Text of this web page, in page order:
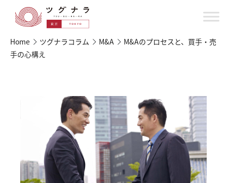
Home ツグナラコラム M&A
M&Aのプロセスと、買手・売
手の心構え